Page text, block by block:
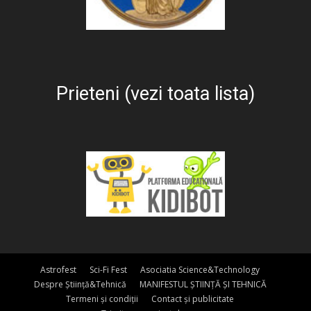
Prieteni (vezi toata lista)
Astrofest Sci-Fi Fest
Asociatia Science&Technology
Despre Știință&Tehnică
MANIFESTUL ȘTIINȚĂ ȘI TEHNICĂ
Termeni și condiții
Contact și publicitate